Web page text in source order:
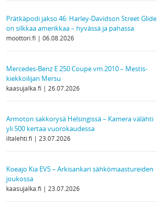
Prätkäpodi jakso 46: Harley-Davidson Street Glide
on silkkaa amerikkaa – hyvässä ja pahassa
moottori.fi 06.08.2026
Mercedes-Benz E 250 Coupe vm.2010 – Mestis-
kiekkoilijan Mersu
kaasujalka.fi 26.07.2026
Armoton sakkorysä Helsingissä – Kamera välähti
yli 500 kertaa vuorokaudessa
iltalehti.fi 23.07.2026
Koeajo Kia EV5 – Arkisankari sähkömaastureiden
joukossa
kaasujalka.fi 23.07.2026